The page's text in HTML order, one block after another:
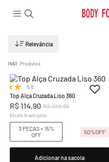
Relevância
1451 Produtos
5.0
Top Alça Cruzada Liso 360
R$114,90 R$229,90
Em até1xsem juros
3 PEÇAS + 15%
OFF
50%OFF
Adicionar na sacola